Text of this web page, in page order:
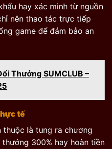
hay xác minh từ nguồn
nên thao tác trực tiếp
game để đảm bảo an
Thưởng SUMCLUB –
tế
là tung ra chương
300% hay hoàn tiền